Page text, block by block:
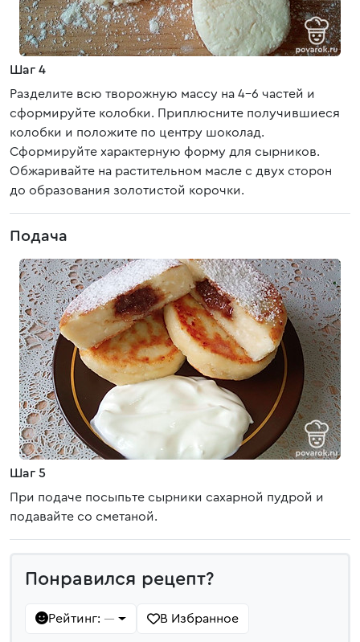
Шаг 4
Разделите всю творожную массу на 4-6 частей и
сформируйте колобки. Приплюсните получившиеся
колобки и положите по центру шоколад.
Сформируйте характерную форму для сырников.
Обжаривайте на растительном масле с двух сторон
до образования золотистой корочки.
Подача
Шаг 5
При подаче посыпьте сырники сахарной пудрой и
подавайте со сметаной.
Понравился рецепт?
Рейтинг: — В Избранное